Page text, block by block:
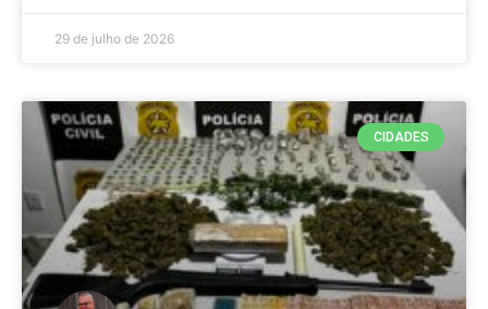
29 de julho de 2026
CIDADES